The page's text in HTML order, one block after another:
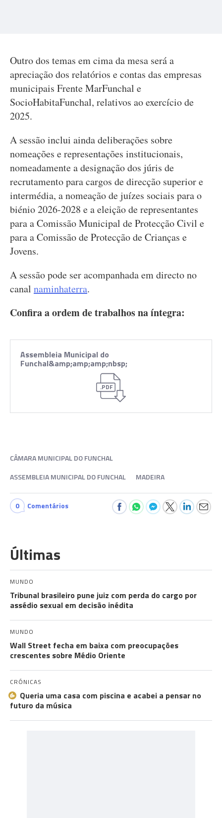
Outro dos temas em cima da mesa será a
apreciação dos relatórios e contas das empresas
municipais Frente MarFunchal e
SocioHabitaFunchal, relativos ao exercício de
2025.
A sessão inclui ainda deliberações sobre
nomeações e representações institucionais,
nomeadamente a designação dos júris de
recrutamento para cargos de direcção superior e
intermédia, a nomeação de juízes sociais para o
biénio 2026-2028 e a eleição de representantes
para a Comissão Municipal de Protecção Civil e
para a Comissão de Protecção de Crianças e
Jovens.
A sessão pode ser acompanhada em directo no
canal naminhaterra.
Confira a ordem de trabalhos na íntegra:
.PDF
Assembleia Municipal do
Funchal&amp;amp;amp;nbsp;
CÂMARA MUNICIPAL DO FUNCHAL
ASSEMBLEIA MUNICIPAL DO FUNCHAL
MADEIRA
0 Comentários
Últimas
MUNDO
Tribunal brasileiro pune juiz com perda do cargo por
assédio sexual em decisão inédita
MUNDO
Wall Street fecha em baixa com preocupações
crescentes sobre Médio Oriente
CRÓNICAS
Queria uma casa com piscina e acabei a pensar no
futuro da música